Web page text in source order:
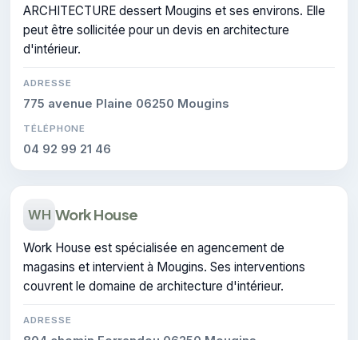
ARCHITECTURE dessert Mougins et ses environs. Elle
peut être sollicitée pour un devis en architecture
d'intérieur.
ADRESSE
775 avenue Plaine 06250 Mougins
TÉLÉPHONE
04 92 99 21 46
WH Work House
Work House est spécialisée en agencement de
magasins et intervient à Mougins. Ses interventions
couvrent le domaine de architecture d'intérieur.
ADRESSE